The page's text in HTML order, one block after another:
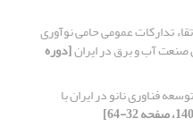
تدارکات عمومی حامی نوآوری
آب و برق در ایران[دوره
فناوری نانو در ایران با